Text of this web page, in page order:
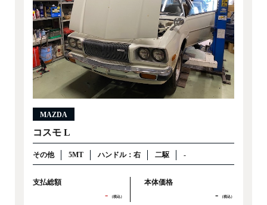
MAZDA
コスモ L
その他 5MT ハンドル：右 二駆 -
支払総額
- （税込）
本体価格
- （税込）